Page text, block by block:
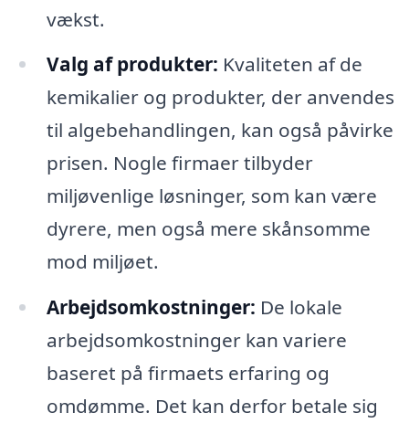
vækst.
Valg af produkter: Kvaliteten af de
kemikalier og produkter, der anvendes
til algebehandlingen, kan også påvirke
prisen. Nogle firmaer tilbyder
miljøvenlige løsninger, som kan være
dyrere, men også mere skånsomme
mod miljøet.
Arbejdsomkostninger: De lokale
arbejdsomkostninger kan variere
baseret på firmaets erfaring og
omdømme. Det kan derfor betale sig